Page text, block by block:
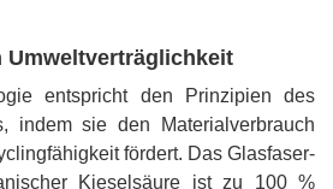
Umweltverträglichkeit
entspricht den Prinzipien des
indem sie den Materialverbrauch
fördert. Das Glasfaser-
Kieselsäure ist zu 100 %